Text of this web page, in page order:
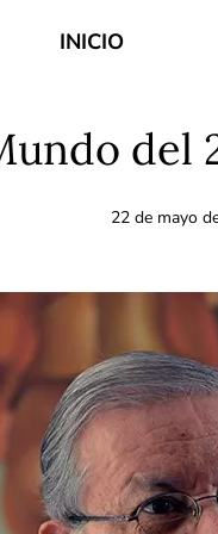
INICIO
del
22 de mayo